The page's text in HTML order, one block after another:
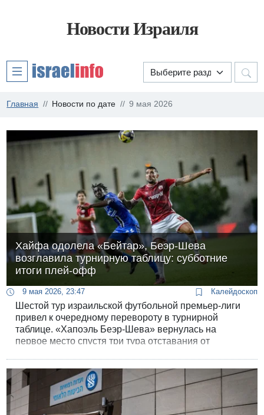
Новости Израиля
Главная Новости по дате 9 мая 2026
Хайфа одолела «Бейтар», Беэр-Шева
возглавила турнирную таблицу: субботние
итоги плей-офф
9 мая 2026, 23:47 Калейдоскоп
Шестой тур израильской футбольной премьер-лиги
привел к очередному перевороту в турнирной
таблице. «Хапоэль Беэр-Шева» вернулась на
первое место спустя три тура отставания от
состоится во вторник на стадионе «Тедди».